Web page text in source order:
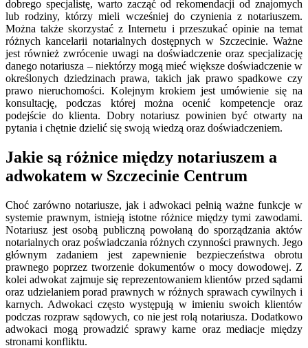
dobrego specjalistę, warto zacząć od rekomendacji od znajomych
lub rodziny, którzy mieli wcześniej do czynienia z notariuszem.
Można także skorzystać z Internetu i przeszukać opinie na temat
różnych kancelarii notarialnych dostępnych w Szczecinie. Ważne
jest również zwrócenie uwagi na doświadczenie oraz specjalizację
danego notariusza – niektórzy mogą mieć większe doświadczenie w
określonych dziedzinach prawa, takich jak prawo spadkowe czy
prawo nieruchomości. Kolejnym krokiem jest umówienie się na
konsultację, podczas której można ocenić kompetencje oraz
podejście do klienta. Dobry notariusz powinien być otwarty na
pytania i chętnie dzielić się swoją wiedzą oraz doświadczeniem.
Jakie są różnice między notariuszem a
adwokatem w Szczecinie Centrum
Choć zarówno notariusze, jak i adwokaci pełnią ważne funkcje w
systemie prawnym, istnieją istotne różnice między tymi zawodami.
Notariusz jest osobą publiczną powołaną do sporządzania aktów
notarialnych oraz poświadczania różnych czynności prawnych. Jego
głównym zadaniem jest zapewnienie bezpieczeństwa obrotu
prawnego poprzez tworzenie dokumentów o mocy dowodowej. Z
kolei adwokat zajmuje się reprezentowaniem klientów przed sądami
oraz udzielaniem porad prawnych w różnych sprawach cywilnych i
karnych. Adwokaci często występują w imieniu swoich klientów
podczas rozpraw sądowych, co nie jest rolą notariusza. Dodatkowo
adwokaci mogą prowadzić sprawy karne oraz mediacje między
stronami konfliktu.